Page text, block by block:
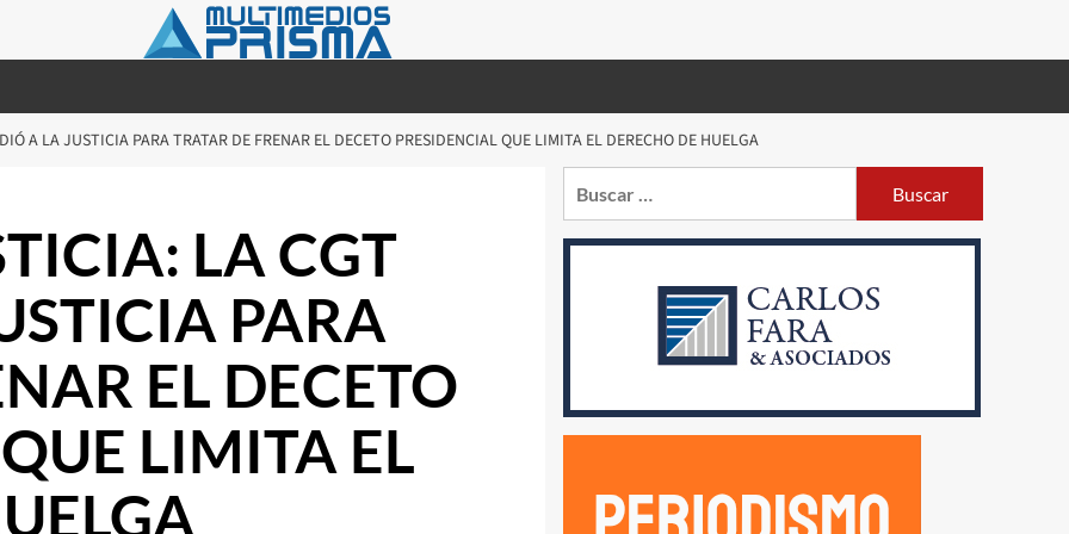
A LA JUSTICIA PARA TRATAR DE FRENAR EL DECETO PRESIDENCIAL QUE LIMITA EL DERECHO DE HUELGA
LA CGT
PARA
EL DECETO
LIMITA EL